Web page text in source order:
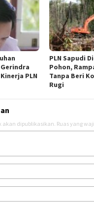
PLN
PLN Sapudi
Pohon,
Tanpa Beri
Rugi
akan dipublikasikan. Ruas yang